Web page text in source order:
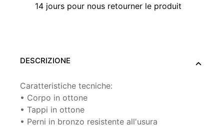
14 jours pour nous retourner le produit
DESCRIZIONE
Caratteristiche tecniche:
• Corpo in ottone
• Tappi in ottone
• Perni in bronzo resistente all'usura